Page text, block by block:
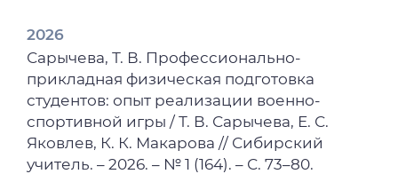
2026
Сарычева, Т. В. Профессионально-
прикладная физическая подготовка
студентов: опыт реализации военно-
спортивной игры / Т. В. Сарычева, Е. С.
Яковлев, К. К. Макарова // Сибирский
учитель. – 2026. – № 1 (164). – С. 73–80.